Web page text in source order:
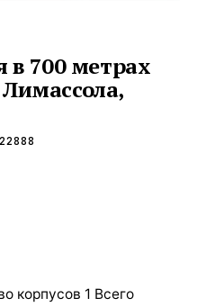
Турция · 2
в 700 метрах
22888
корпусов 1 Всего